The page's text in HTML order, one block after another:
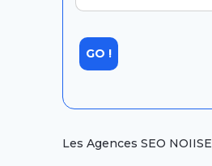
Les Agences SEO NOIISE